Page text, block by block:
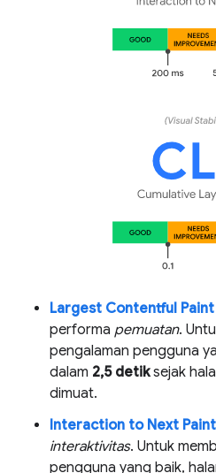
Largest Contentful Paint
performa pemuatan.
pengalaman pengguna
dalam 2,5 detiksejak
dimuat.
Interaction to Next Paint
interaktivitas. Untuk
pengguna yang baik,